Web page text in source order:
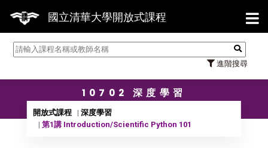
國立清華大學開放式課程
進階搜尋
【
10702 深度學習
開放式課程
深度學習
第1講 Introduction/Scientific Python 101